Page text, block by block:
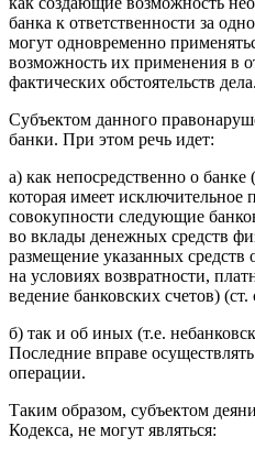
банка к ответственности за
могут одновременно
возможность их применения в
фактических обстоятельств дела.
Субъектом данного
банки. При этом речь идет:
а) как непосредственно о
которая имеет исключительное
совокупности следующие
во вклады денежных средств
размещение указанных средств
на условиях возвратности,
ведение банковских счетов)
б) так и об иных (т.е.
Последние вправе
операции.
Таким образом, субъектом
Кодекса, не могут являться: